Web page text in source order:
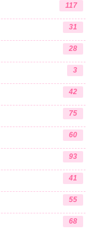
117
31
28
3
42
75
60
93
41
55
68